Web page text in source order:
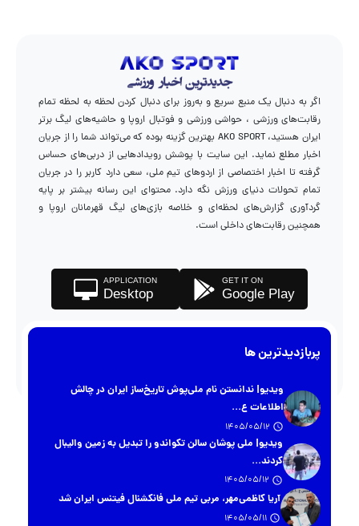
اگر به دنبال یک منبع سریع و به‌روز برای دنبال کردن لحظه به لحظه تمام
رقابت‌های ورزشی ، حواشی ورزشی و فوتبال اروپا و حاشیه‌های لیگ برتر
ایران هستید، AKO SPORT بهترین گزینه بوده که می‌تواند شما را از جریان
اخبار مطلع نماید. این سایت با پوشش رویدادهایی از دربی‌های حساس
گرفته تا اخبار اختصاصی از اردوهای تیم ملی، سعی دارد کاربر را در جریان
تمام تحولات دنیای ورزش نگه دارد. محتوای این رسانه بیشتر بر پایه
گردآوری گزارش‌های لحظه‌ای و خلاصه بازی‌های لیگ قهرمانان اروپا و
همچنین رقابت‌های داخلی است.
GET IT ON
Google Play
APPLICATION
Desktop
پربازدیدترین ها
ویدیو| ندانستن نام ملی‌پوش تاریخ‌ساز ایران در چالش
اطلاعات ع...
ویدیو| ملی پوشان سالن تکواندو را تبدیل به زمین والیبال
کردند...
آریا کاظمی‌مهر، مربی تیم ملی فانکشنال فیتنس ایران شد